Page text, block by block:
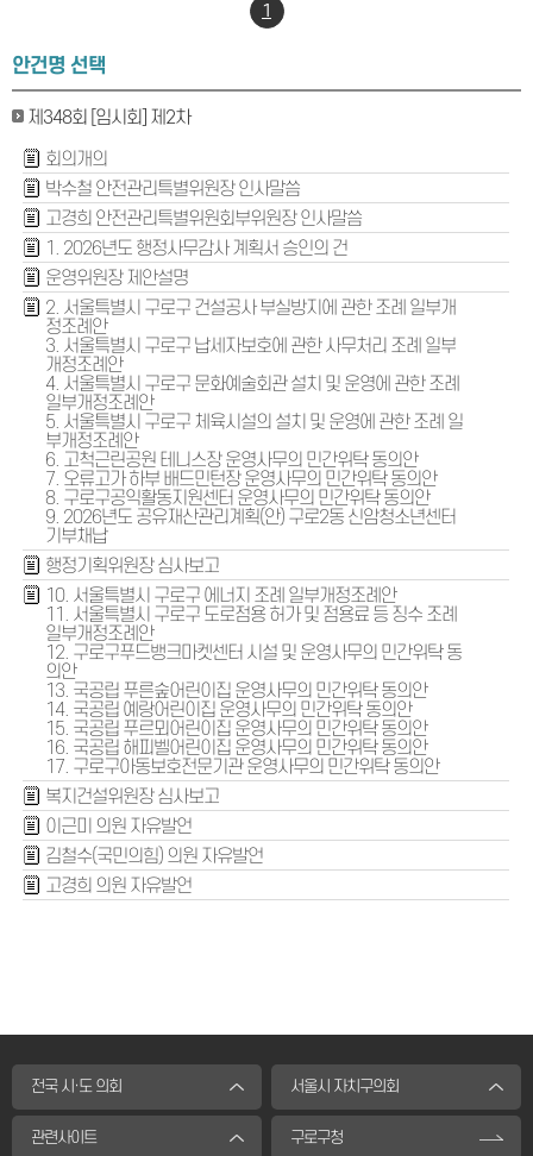
1
안건명 선택
제348회 [임시회] 제2차
회의개의
박수철 안전관리특별위원장 인사말씀
고경희 안전관리특별위원회부위원장 인사말씀
1. 2026년도 행정사무감사 계획서 승인의 건
운영위원장 제안설명
2. 서울특별시 구로구 건설공사 부실방지에 관한 조례 일부개
정조례안
3. 서울특별시 구로구 납세자보호에 관한 사무처리 조례 일부
개정조례안
4. 서울특별시 구로구 문화예술회관 설치 및 운영에 관한 조례
일부개정조례안
5. 서울특별시 구로구 체육시설의 설치 및 운영에 관한 조례 일
부개정조례안
6. 고척근린공원 테니스장 운영사무의 민간위탁 동의안
7. 오류고가 하부 배드민턴장 운영사무의 민간위탁 동의안
8. 구로구공익활동지원센터 운영사무의 민간위탁 동의안
9. 2026년도 공유재산관리계획(안) 구로2동 신암청소년센터
기부채납
행정기획위원장 심사보고
10. 서울특별시 구로구 에너지 조례 일부개정조례안
11. 서울특별시 구로구 도로점용 허가 및 점용료 등 징수 조례
일부개정조례안
12. 구로구푸드뱅크마켓센터 시설 및 운영사무의 민간위탁 동
의안
13. 국공립 푸른숲어린이집 운영사무의 민간위탁 동의안
14. 국공립 예랑어린이집 운영사무의 민간위탁 동의안
15. 국공립 푸르뫼어린이집 운영사무의 민간위탁 동의안
16. 국공립 해피벨어린이집 운영사무의 민간위탁 동의안
17. 구로구아동보호전문기관 운영사무의 민간위탁 동의안
복지건설위원장 심사보고
이근미 의원 자유발언
김철수(국민의힘) 의원 자유발언
고경희 의원 자유발언
전국 시·도 의회 서울시 자치구의회
관련사이트 구로구청